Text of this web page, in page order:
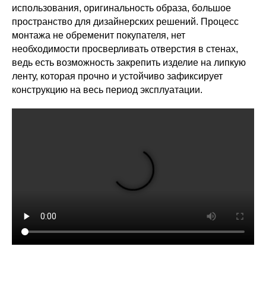
использования, оригинальность образа, большое
пространство для дизайнерских решений. Процесс
монтажа не обременит покупателя, нет
необходимости просверливать отверстия в стенах,
ведь есть возможность закрепить изделие на липкую
ленту, которая прочно и устойчиво зафиксирует
конструкцию на весь период эксплуатации.